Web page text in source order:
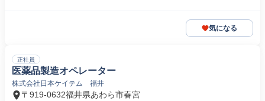
気になる
正社員
医薬品製造オペレーター
株式会社日本ケイテム 福井
〒919-0632福井県あわら市春宮